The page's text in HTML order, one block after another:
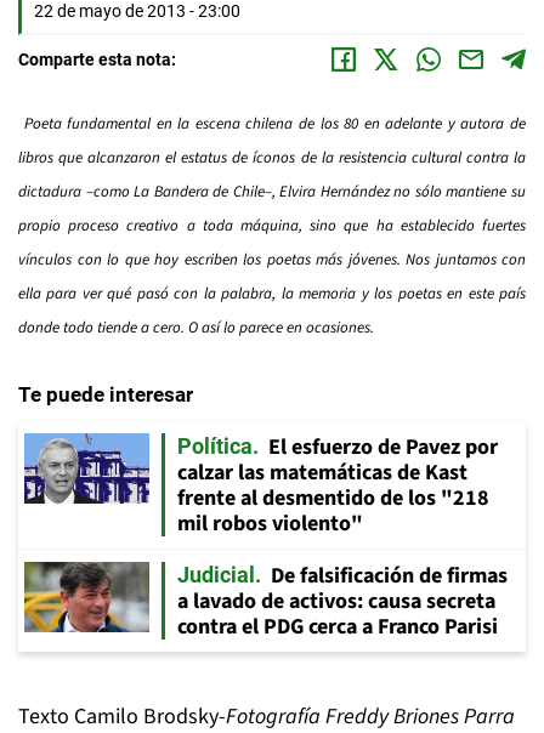
22 de mayo de 2013 - 23:00
Comparte esta nota:
Poeta fundamental en la escena chilena de los 80 en adelante y autora de
libros que alcanzaron el estatus de íconos de la resistencia cultural contra la
dictadura –como La Bandera de Chile–, Elvira Hernández no sólo mantiene su
propio proceso creativo a toda máquina, sino que ha establecido fuertes
vínculos con lo que hoy escriben los poetas más jóvenes. Nos juntamos con
ella para ver qué pasó con la palabra, la memoria y los poetas en este país
donde todo tiende a cero. O así lo parece en ocasiones.
Te puede interesar
Política
El esfuerzo de Pavez por
calzar las matemáticas de Kast
frente al desmentido de los "218
mil robos violento"
Judicial
De falsificación de firmas
a lavado de activos: causa secreta
contra el PDG cerca a Franco Parisi
Texto Camilo Brodsky-Fotografía Freddy Briones Parra